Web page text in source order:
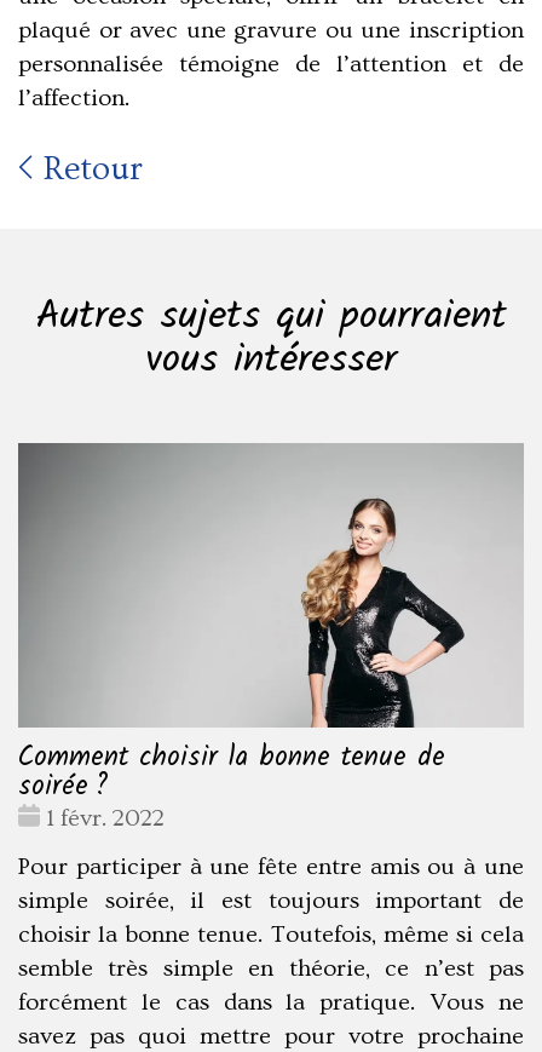
plaqué or avec une gravure ou une inscription
personnalisée témoigne de l’attention et de
l’affection.
Retour
Autres sujets qui pourraient
vous intéresser
Comment choisir la bonne tenue de
soirée ?
Date
1 févr. 2022
Pour participer à une fête entre amis ou à une
simple soirée, il est toujours important de
choisir la bonne tenue. Toutefois, même si cela
semble très simple en théorie, ce n’est pas
forcément le cas dans la pratique. Vous ne
savez pas quoi mettre pour votre prochaine